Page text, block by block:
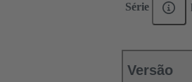
Série
Versão